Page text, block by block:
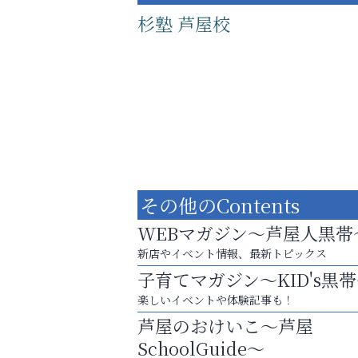
杉塾 芦屋校
学び方が変われば、成績は変わる。
いわみ眼科
その他のContents
WEBマガジン～芦屋人黒帯
新店やイベント情報、最新トピックス
子育てマガジン～KID's黒
楽しいイベントや体験記事も！
芦屋のおけいこ～芦屋
SchoolGuide～